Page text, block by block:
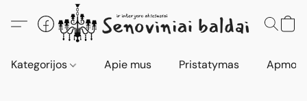
Kategorijos Apie mus Pristatymas